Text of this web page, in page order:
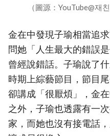
（圖源：YouTube@재
金在中發現子瑜相當追
問她「人生最大的錯誤
曾經說錯話。子瑜說了
時期上綜藝節目，節目
卻講成「很厭煩」，金
之外，子瑜也透露有一
家，而她也沒有接電話